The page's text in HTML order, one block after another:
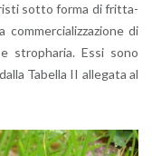
sotto forma di frit­ta­
di
stro­pha­ria. Essi sono
Ta­bel­la II al­le­ga­ta al